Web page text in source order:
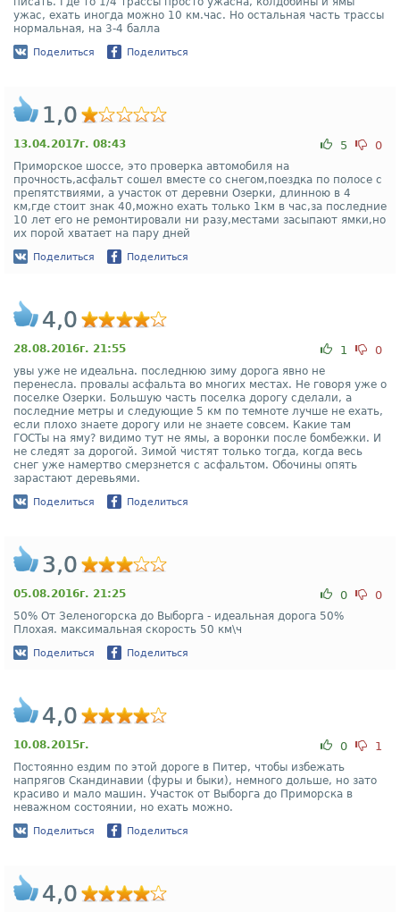
ужас, ехать иногда можно 10 км.час. Но остальная часть трассы
нормальная, на 3-4 балла
Поделиться Поделиться
1,0
13.04.2017г. 08:43 5 0
Приморское шоссе, это проверка автомобиля на
прочность,асфальт сошел вместе со снегом,поездка по полосе с
препятствиями, а участок от деревни Озерки, длинною в 4
км,где стоит знак 40,можно ехать только 1км в час,за последние
10 лет его не ремонтировали ни разу,местами засыпают ямки,но
их порой хватает на пару дней
Поделиться Поделиться
4,0
28.08.2016г. 21:55 1 0
увы уже не идеальна. последнюю зиму дорога явно не
перенесла. провалы асфальта во многих местах. Не говоря уже о
поселке Озерки. Большую часть поселка дорогу сделали, а
последние метры и следующие 5 км по темноте лучше не ехать,
если плохо знаете дорогу или не знаете совсем. Какие там
ГОСТы на яму? видимо тут не ямы, а воронки после бомбежки. И
не следят за дорогой. Зимой чистят только тогда, когда весь
снег уже намертво смерзнется с асфальтом. Обочины опять
зарастают деревьями.
Поделиться Поделиться
3,0
05.08.2016г. 21:25 0 0
50% От Зеленогорска до Выборга - идеальная дорога 50%
Плохая. максимальная скорость 50 км\ч
Поделиться Поделиться
4,0
10.08.2015г. 0 1
Постоянно ездим по этой дороге в Питер, чтобы избежать
напрягов Скандинавии (фуры и быки), немного дольше, но зато
красиво и мало машин. Участок от Выборга до Приморска в
неважном состоянии, но ехать можно.
Поделиться Поделиться
4,0